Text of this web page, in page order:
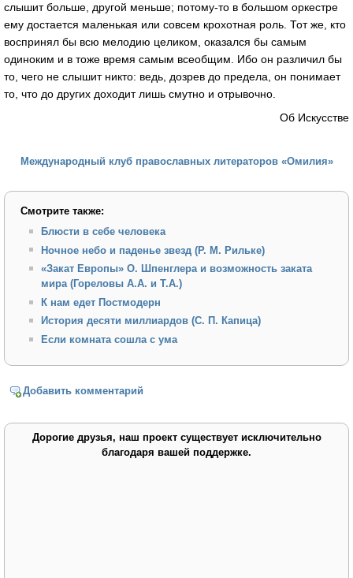
слышит больше, другой меньше; потому-то в большом оркестре
ему достается маленькая или совсем крохотная роль. Тот же, кто
воспринял бы всю мелодию целиком, оказался бы самым
одиноким и в тоже время самым всеобщим. Ибо он различил бы
то, чего не слышит никто: ведь, дозрев до предела, он понимает
то, что до других доходит лишь смутно и отрывочно.
Об Искусстве
Международный клуб православных литераторов «Омилия»
Смотрите также:
Блюсти в себе человека
Ночное небо и паденье звезд (Р. М. Рильке)
«Закат Европы» О. Шпенглера и возможность заката
мира (Гореловы А.А. и Т.А.)
К нам едет Постмодерн
История десяти миллиардов (С. П. Капица)
Если комната сошла с ума
Добавить комментарий
Дорогие друзья, наш проект существует исключительно
благодаря вашей поддержке.